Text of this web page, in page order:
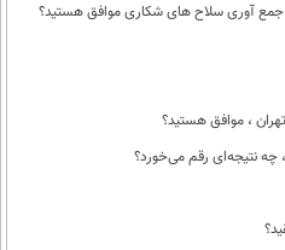
جمع آوری سلاح های شکاری موافق هستید؟
، موافق هستید؟
چه نتیجه‌ای رقم می‌خورد؟